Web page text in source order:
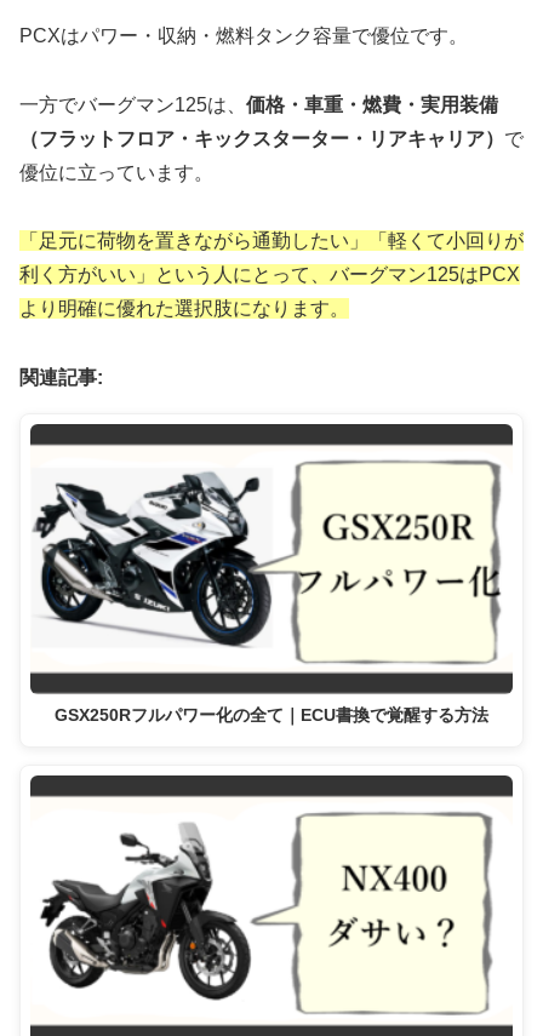
PCXはパワー・収納・燃料タンク容量で優位です。
一方でバーグマン125は、 価格・車重・燃費・実用装備
（フラットフロア・キックスターター・リアキャリア） で
優位に立っています。
「足元に荷物を置きながら通勤したい」「軽くて小回りが
利く方がいい」という人にとって、バーグマン125はPCX
より明確に優れた選択肢になります。
関連記事:
GSX250Rフルパワー化の全て｜ECU書換で覚醒する方法